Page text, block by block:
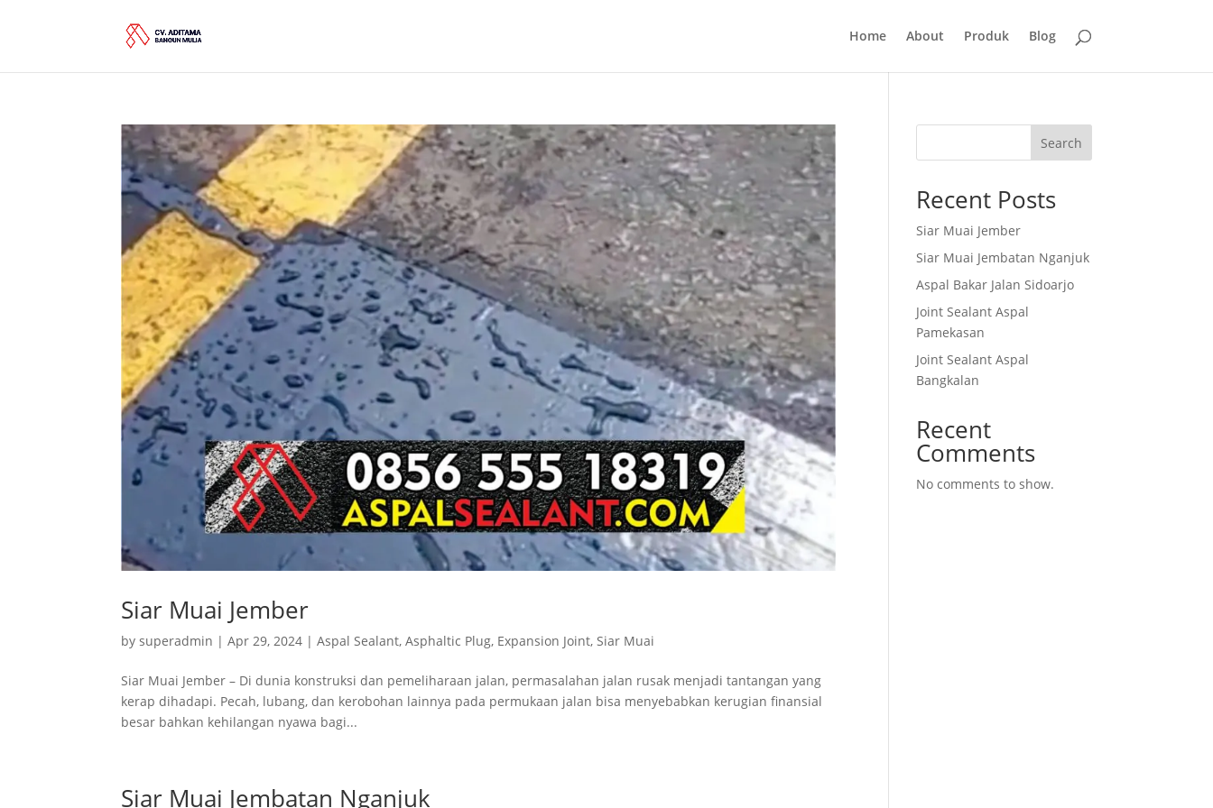
Home About Produk Blog
Siar Muai Jember
bysuperadmin |Apr 29, 2024 |Aspal Sealant,Asphaltic Plug, Expansion Joint, Siar Muai
Siar Muai Jember – Di dunia konstruksi dan pemeliharaan jalan, permasalahan jalan rusak menjadi tantangan yang
kerap dihadapi. Pecah, lubang, dan kerobohan lainnya pada permukaan jalan bisa menyebabkan kerugian finansial
besar bahkan kehilangan nyawa bagi...
Siar Muai Jembatan Nganjuk
Search
Recent Posts
Siar Muai Jember
Siar Muai Jembatan Nganjuk
Aspal Bakar Jalan Sidoarjo
Joint Sealant Aspal
Pamekasan
Joint Sealant Aspal
Bangkalan
Recent
Comments
No comments to show.